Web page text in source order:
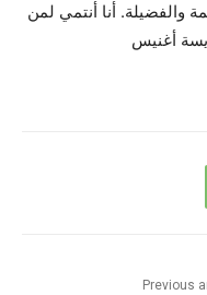
والفضيلة. أنا أنتمي لمن
أغنيس
Previous